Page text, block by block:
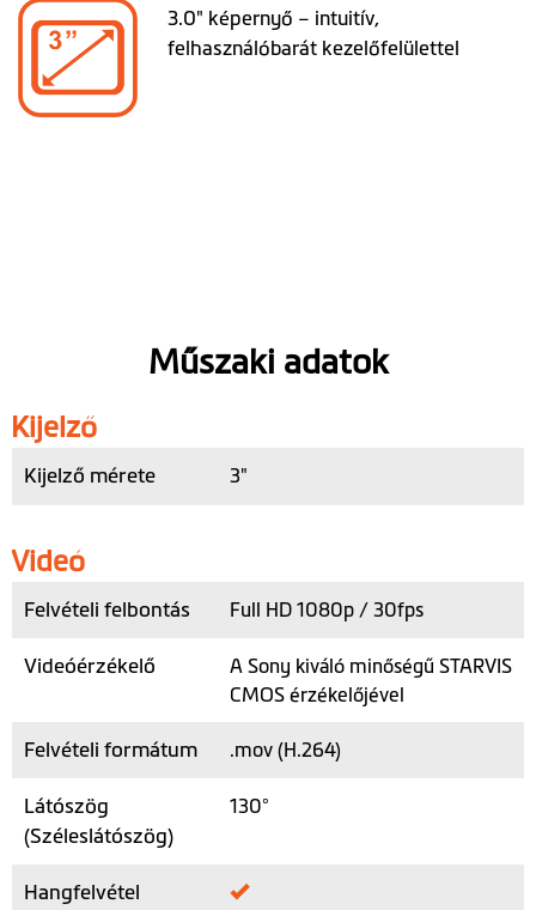
3.0" képernyő – intuitív,
felhasználóbarát kezelőfelülettel
Műszaki adatok
Kijelző
Kijelző mérete 3"
Videó
Felvételi felbontás Full HD 1080p / 30fps
Videóérzékelő
A Sony kiváló minőségű STARVIS
CMOS érzékelőjével
Felvételi formátum .mov (H.264)
Látószög
(Széleslátószög)
130°
Hangfelvétel